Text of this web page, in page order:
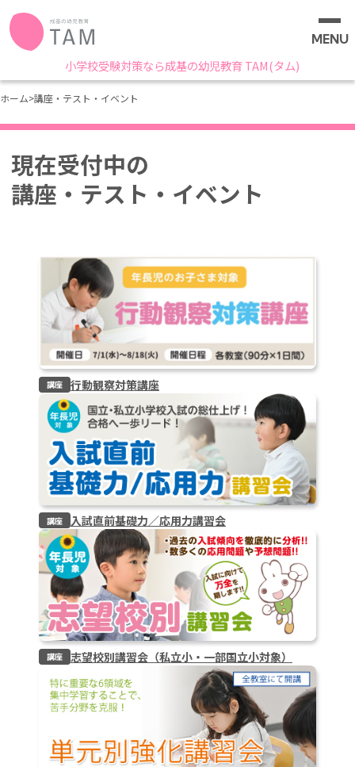
小学校受験対策なら成基の幼児教育 TAM(タム)
MENU
ホーム>講座・テスト・イベント
現在受付中の
講座・テスト・イベント
講座 行動観察対策講座
講座 入試直前基礎力／応用力講習会
講座 志望校別講習会（私立小・一部国立小対象）